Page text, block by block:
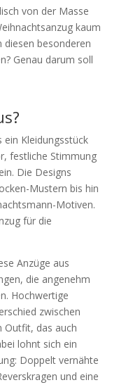
von der Masse
kaum
besonderen
Genau darum soll
ein Kleidungsstück
festliche Stimmung
Die Designs
Mustern bis hin
Motiven.
für die
Anzüge aus
die angenehm
Hochwertige
zwischen
Outfit, das auch
lohnt sich ein
Doppelt vernähte
und eine